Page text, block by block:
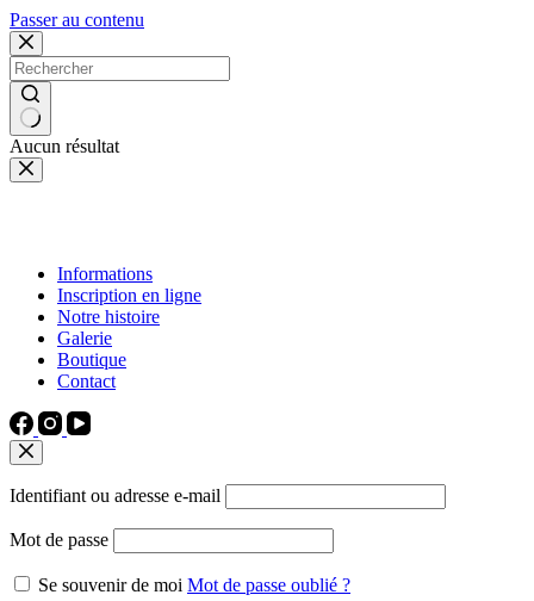
Passer au contenu
Aucun résultat
Informations
Inscription en ligne
Notre histoire
Galerie
Boutique
Contact
Identifiant ou adresse e-mail
Mot de passe
Se souvenir de moi Mot de passe oublié ?